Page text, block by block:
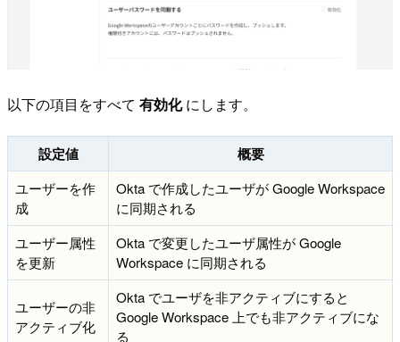
以下の項目をすべて 有効化にします。
設定値 概要
ユーザーを作
成
Okta で作成したユーザが Google Workspace
に同期される
ユーザー属性
を更新
Okta で変更したユーザ属性が Google
Workspace に同期される
ユーザーの非
アクティブ化
Okta でユーザを非アクティブにすると
Google Workspace 上でも非アクティブにな
る